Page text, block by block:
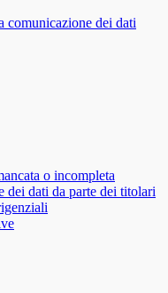
comunicazione dei dati
o incompleta
dei dati da parte dei titolari